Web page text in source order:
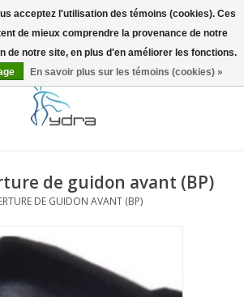
de guidon avant (BP)
DE GUIDON AVANT (BP)
acceptez l'utilisation des témoins (cookies). Ces
de mieux comprendre la provenance de notre
de notre site, en plus d'en améliorer les fonctions.
En savoir plus sur les témoins (cookies) »